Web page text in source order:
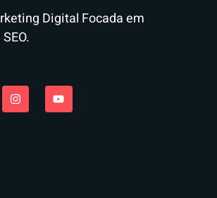
Digital Focada em